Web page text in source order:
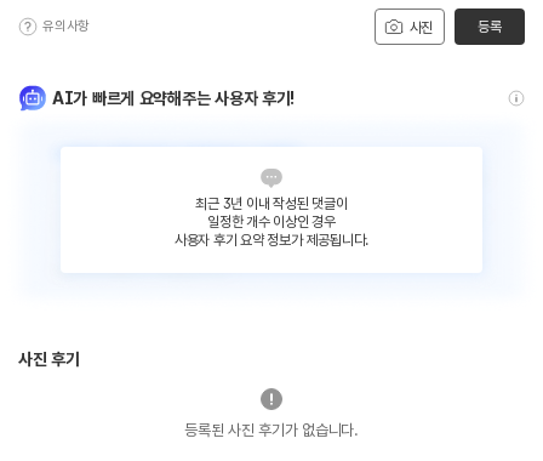
사진
유의사항 등록
AI가 빠르게 요약해주는 사용자 후기!
최근 3년 이내 작성된 댓글이
일정한 개수 이상인 경우
사용자 후기 요약 정보가 제공됩니다.
사진 후기
등록된 사진 후기가 없습니다.